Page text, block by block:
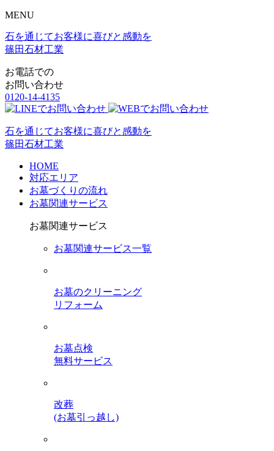
MENU
石を通じてお客様に喜びと感動を
篠田石材工業
お電話での
お問い合わせ
0120-14-4135
石を通じてお客様に喜びと感動を
篠田石材工業
HOME
対応エリア
お墓づくりの流れ
お墓関連サービス
お墓関連サービス
お墓関連サービス一覧
お墓のクリーニング
リフォーム
お墓点検
無料サービス
改葬
(お墓引っ越し)